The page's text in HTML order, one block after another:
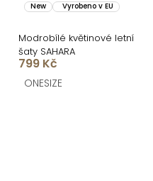
New Vyrobeno v EU
Modrobílé květinové letní
šaty SAHARA
799 Kč
ONESIZE